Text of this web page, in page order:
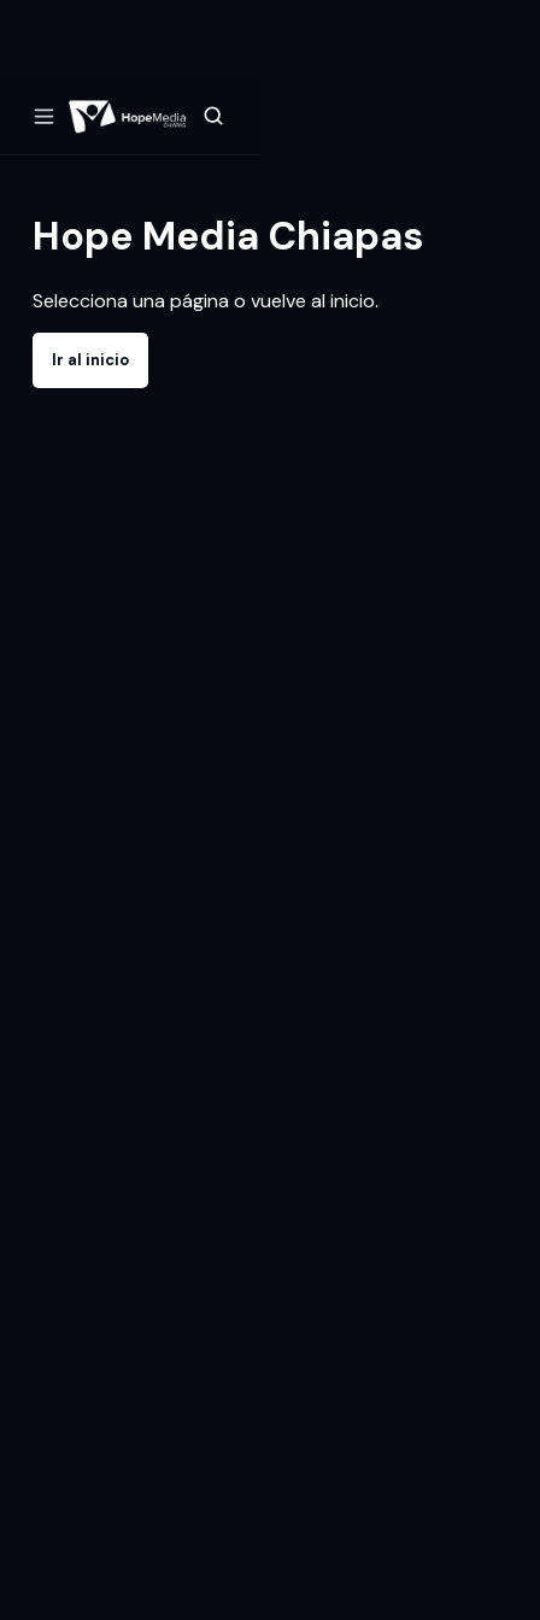
Hope Media Chiapas
Selecciona una página o vuelve al inicio.
Ir al inicio